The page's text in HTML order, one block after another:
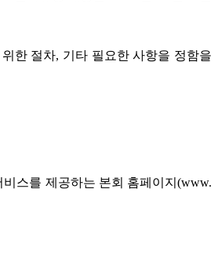
한 절차, 기타 필요한 사항을 정함을
스를 제공하는 본회 홈페이지(www.